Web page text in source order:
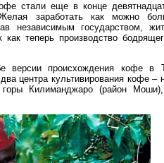
стали еще в конце
заработать как можно
независимым государством,
теперь производство
версии происхождения кофе в
центра культивирования кофе –
Килиманджаро (район Моши),